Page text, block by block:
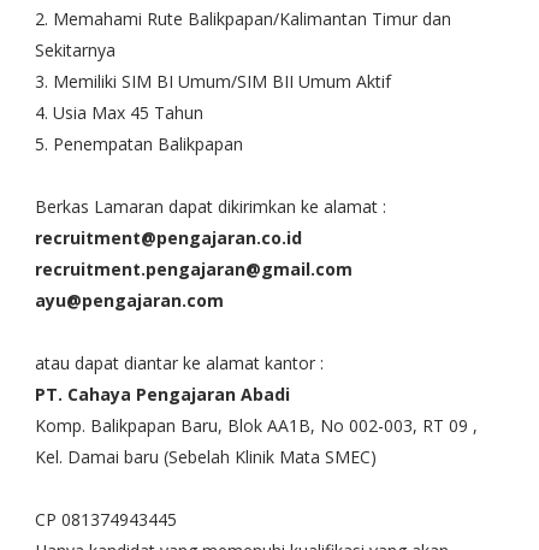
2. Memahami Rute Balikpapan/Kalimantan Timur dan
Sekitarnya
3. Memiliki SIM BI Umum/SIM BII Umum Aktif
4. Usia Max 45 Tahun
5. Penempatan Balikpapan
Berkas Lamaran dapat dikirimkan ke alamat :
recruitment@pengajaran.co.id
recruitment.pengajaran@gmail.com
ayu@pengajaran.com
atau dapat diantar ke alamat kantor :
PT. Cahaya Pengajaran Abadi
Komp. Balikpapan Baru, Blok AA1B, No 002-003, RT 09 ,
Kel. Damai baru (Sebelah Klinik Mata SMEC)
CP 081374943445